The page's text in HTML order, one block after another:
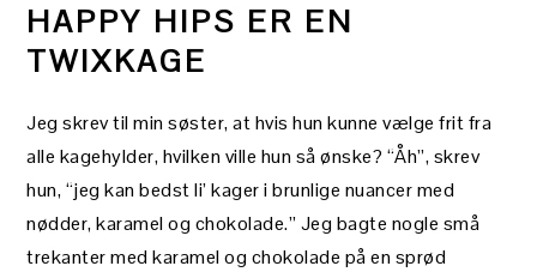
HAPPY HIPS ER EN
TWIXKAGE
Jeg skrev til min søster, at hvis hun kunne vælge frit fra
alle kagehylder, hvilken ville hun så ønske? “Åh”, skrev
hun, “jeg kan bedst li’ kager i brunlige nuancer med
nødder, karamel og chokolade.” Jeg bagte nogle små
trekanter med karamel og chokolade på en sprød